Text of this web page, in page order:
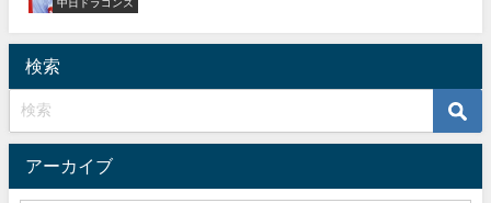
中日ドラゴンズ
検索
アーカイブ